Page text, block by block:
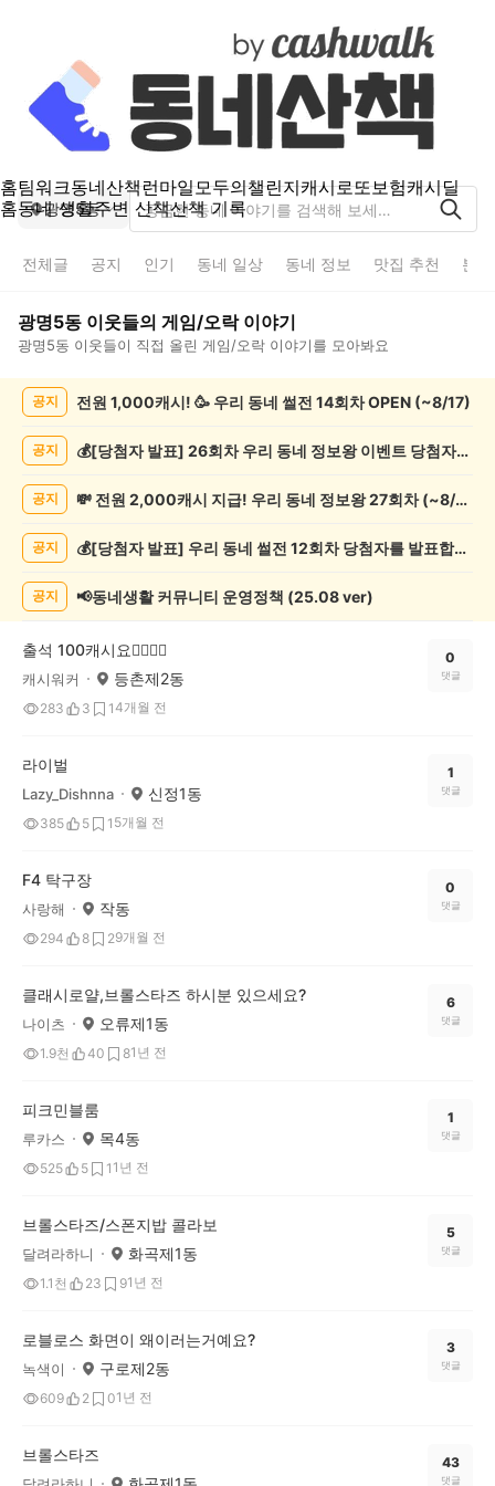
홈팀워크동네산책런마일모두의챌린지캐시로또보험캐시딜
홈동네 생활주변 산책산책 기록
광명5동
전체글 공지 인기 동네 일상 동네 정보 맛집 추천 분
광명5동 이웃들의 게임/오락이야기
광명5동 이웃들이 직접 올린 게임/오락 이야기를 모아봐요
임/
목
공지 전원 1,000캐시! 🥳 우리 동네 썰전 14회차 OPEN (~8/17)
공지 💰[당첨자 발표] 26회차 우리 동네 정보왕 이벤트 당첨자를 발표합니다!
공지 💸 전원 2,000캐시 지급! 우리 동네 정보왕 27회차 (~8/10)
공지 💰[당첨자 발표] 우리 동네 썰전 12회차 당첨자를 발표합니다!
공지 📢동네생활 커뮤니티 운영정책 (25.08 ver)
출석 100캐시요👍🏻👍🏻
캐시워커 등촌제2동
283 3 14개월 전
0
댓글
라이벌
Lazy_Dishnna 신정1동
385 5 1 5개월 전
1
댓글
F4 탁구장
사랑해 작동
294 8 29개월 전
0
댓글
클래시로얄,브롤스타즈 하시분 있으세요?
나이츠 오류제1동
1.9천 40 81년 전
6
댓글
피크민블룸
루카스 목4동
525 5 1 1년 전
1
댓글
브롤스타즈/스폰지밥 콜라보
달려라하니 화곡제1동
1.1천 23 91년 전
5
댓글
로블로스 화면이 왜이러는거예요?
녹색이 구로제2동
609 2 01년 전
3
댓글
브롤스타즈 43
댓글